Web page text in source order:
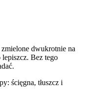
dwukrotnie na
Bez tego
ścięgna, tłuszcz i